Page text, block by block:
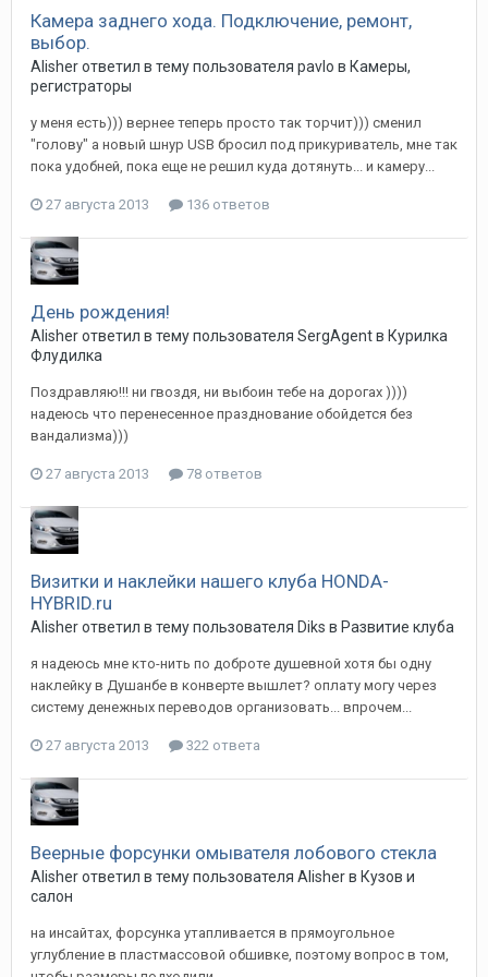
Камера заднего хода. Подключение, ремонт,
выбор.
Alisherответил в тему пользователя pavlo в Камеры,
регистраторы
у меня есть))) вернее теперь просто так торчит))) сменил
"голову" а новый шнур USB бросил под прикуриватель, мне так
пока удобней, пока еще не решил куда дотянуть... и камеру...
27 августа 2013 136 ответов
День рождения!
Alisherответил в тему пользователя SergAgentв Курилка
Флудилка
Поздравляю!!! ни гвоздя, ни выбоин тебе на дорогах ))))
надеюсь что перенесенное празднование обойдется без
вандализма)))
27 августа 2013 78 ответов
Визитки и наклейки нашего клуба HONDA-
HYBRID.ru
Alisherответил в тему пользователя Diks в Развитие клуба
я надеюсь мне кто-нить по доброте душевной хотя бы одну
наклейку в Душанбе в конверте вышлет? оплату могу через
систему денежных переводов организовать... впрочем...
27 августа 2013 322 ответа
Веерные форсунки омывателя лобового стекла
Alisherответил в тему пользователя Alisherв Кузов и
салон
на инсайтах, форсунка утапливается в прямоугольное
углубление в пластмассовой обшивке, поэтому вопрос в том,